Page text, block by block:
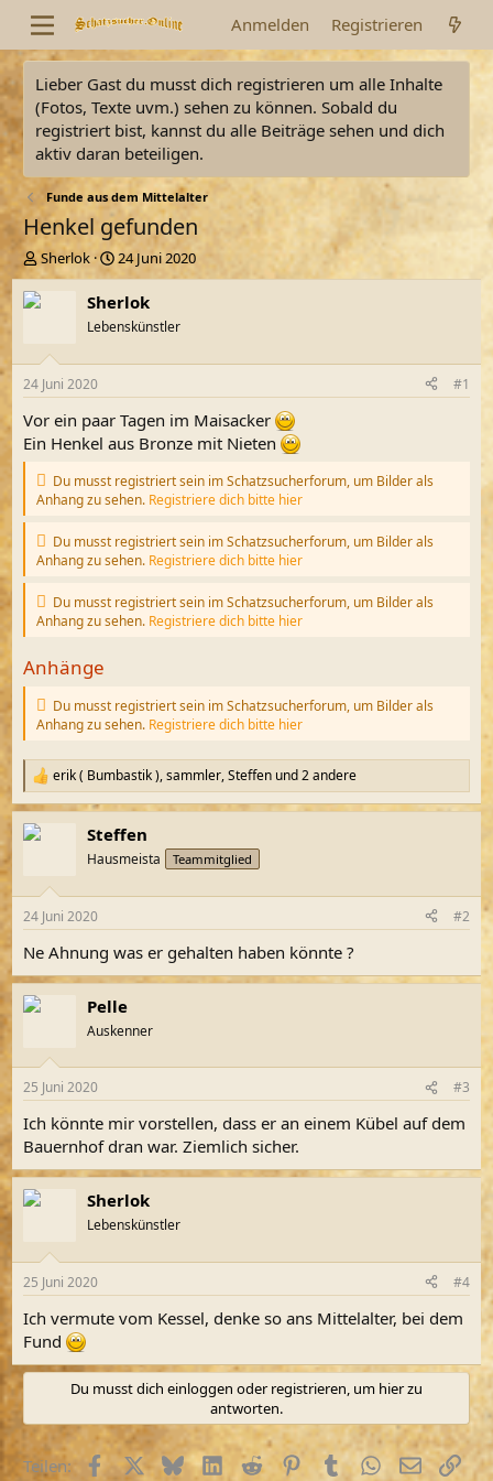
Anmelden Registrieren
Lieber Gast du musst dich registrieren um alle Inhalte
(Fotos, Texte uvm.) sehen zu können. Sobald du
registriert bist, kannst du alle Beiträge sehen und dich
aktiv daran beteiligen.
Funde aus dem Mittelalter
Henkel gefunden
E
r
s
l
e
r
Sherlok
E
r
s
e
t
a
24 Juni 2020
Sherlok
Lebenskünstler
24 Juni 2020 #1
Vor ein paar Tagen im Maisacker
Ein Henkel aus Bronze mit Nieten
Du musst registriert sein im Schatzsucherforum, um Bilder als
Anhang zu sehen. Registriere dich bitte hier
Du musst registriert sein im Schatzsucherforum, um Bilder als
Anhang zu sehen. Registriere dich bitte hier
Du musst registriert sein im Schatzsucherforum, um Bilder als
Anhang zu sehen. Registriere dich bitte hier
Anhänge
Du musst registriert sein im Schatzsucherforum, um Bilder als
Anhang zu sehen. Registriere dich bitte hier
R
e
a
k
e
:
erik ( Bumbastik ),sammler,Steffen und 2 andere
Steffen
Hausmeista Teammitglied
24 Juni 2020 #2
Ne Ahnung was er gehalten haben könnte ?
Pelle
Auskenner
25 Juni 2020 #3
Ich könnte mir vorstellen, dass er an einem Kübel auf dem
Bauernhof dran war. Ziemlich sicher.
Sherlok
Lebenskünstler
25 Juni 2020 #4
Ich vermute vom Kessel, denke so ans Mittelalter, bei dem
Fund
Du musst dich einloggen oder registrieren, um hier zu
antworten.
Teilen: FacebookX (Twitter)
BlueskyLinkedIn
RedditPinterest
TumblrWhatsApp
E-MailLink